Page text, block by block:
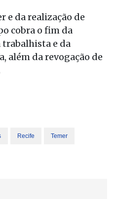
e da realização de
cobra o fim da
e da
além da revogação de
Recife Temer